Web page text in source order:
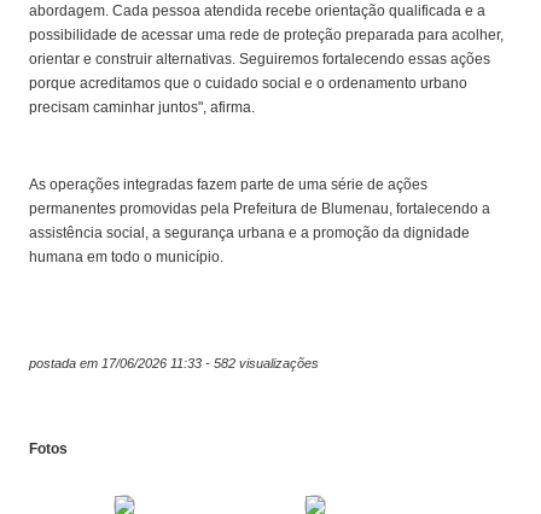
abordagem. Cada pessoa atendida recebe orientação qualificada e a
possibilidade de acessar uma rede de proteção preparada para acolher,
orientar e construir alternativas. Seguiremos fortalecendo essas ações
porque acreditamos que o cuidado social e o ordenamento urbano
precisam caminhar juntos", afirma.
As operações integradas fazem parte de uma série de ações
permanentes promovidas pela Prefeitura de Blumenau, fortalecendo a
assistência social, a segurança urbana e a promoção da dignidade
humana em todo o município.
postada em 17/06/2026 11:33 - 582 visualizações
Fotos